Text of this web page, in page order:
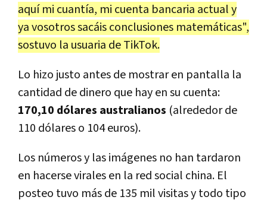
aquí mi cuantía, mi cuenta bancaria actual y
ya vosotros sacáis conclusiones matemáticas",
sostuvo la usuaria de TikTok.
Lo hizo justo antes de mostrar en pantalla la
cantidad de dinero que hay en su cuenta:
170,10 dólares australianos (alrededor de
110 dólares o 104 euros).
Los números y las imágenes no han tardaron
en hacerse virales en la red social china. El
posteo tuvo más de 135 mil visitas y todo tipo